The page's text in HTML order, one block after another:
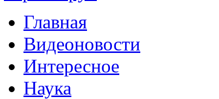
Главная
Видеоновости
Интересное
Наука